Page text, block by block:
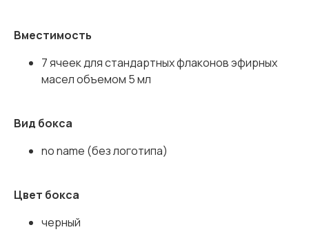
Вместимость
7 ячеек для стандартных флаконов эфирных
масел объемом 5 мл
Вид бокса
no name (без логотипа)
Цвет бокса
черный